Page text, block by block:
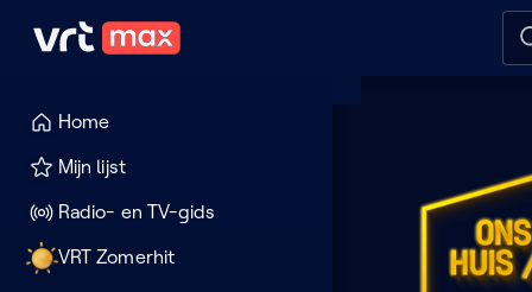
Naar hoofdinhoud
Home
Mijn lijst
Radio- en TV-gids
VRT Zomerhit
huis/
huis